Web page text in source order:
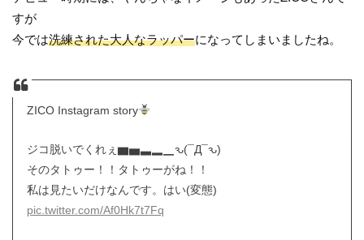
すが
今では洗練された大人なラッパーになってしまいましたね。
ZICO Instagram story
ジコ脱いでくれぇ▆▅▃▂▁ԅ(¯Д¯ԅ)
そのタトゥー！！タトゥーがね！！
私は見たいだけなんです。はい(変態)
pic.twitter.com/Af0Hk7t7Fq